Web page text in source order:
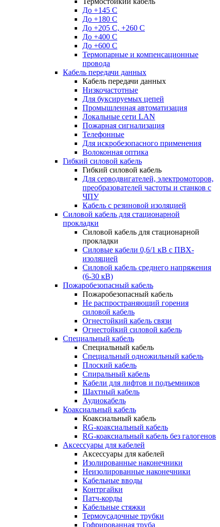
До +145 С
До +180 C
До +205 С, +260 С
До +400 C
До +600 С
Термопарные и компенсационные
провода
Кабель передачи данных
Кабель передачи данных
Низкочастотные
Для буксируемых цепей
Промышленная автоматизация
Локальные сети LAN
Пожарная сигнализация
Телефонные
Для искробезопасного применения
Волоконная оптика
Гибкий силовой кабель
Гибкий силовой кабель
Для серводвигателей, электромоторов,
преобразователей частоты и станков с
ЧПУ
Кабель с резиновой изоляцией
Силовой кабель для стационарной
прокладки
Силовой кабель для стационарной
прокладки
Силовые кабели 0,6/1 кВ с ПВХ-
изоляцией
Силовой кабель среднего напряжения
(6-30 кВ)
Пожаробезопасный кабель
Пожаробезопасный кабель
Не распространяющий горения
силовой кабель
Огнестойкий кабель связи
Огнестойкий силовой кабель
Специальный кабель
Специальный кабель
Специальный одножильный кабель
Плоский кабель
Спиральный кабель
Кабели для лифтов и подъемников
Шахтный кабель
Аудиокабель
Коаксиальный кабель
Коаксиальный кабель
RG-коаксиальный кабель
RG-коаксиальный кабель без галогенов
Аксессуары для кабелей
Аксессуары для кабелей
Изолированные наконечники
Неизолированные наконечники
Кабельные вводы
Контргайки
Патч-корды
Кабельные стяжки
Термоусадочные трубки
Гофрированная труба